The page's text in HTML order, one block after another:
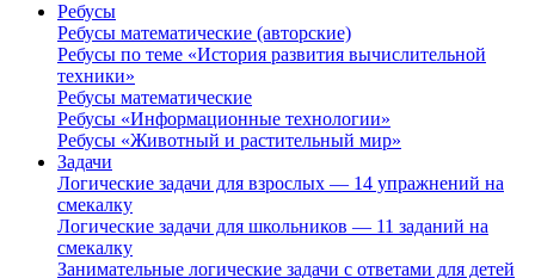
Ребусы
Ребусы математические (авторские)
Ребусы по теме «История развития вычислительной
техники»
Ребусы математические
Ребусы «Информационные технологии»
Ребусы «Животный и растительный мир»
Задачи
Логические задачи для взрослых — 14 упражнений на
смекалку
Логические задачи для школьников — 11 заданий на
смекалку
Занимательные логические задачи с ответами для детей